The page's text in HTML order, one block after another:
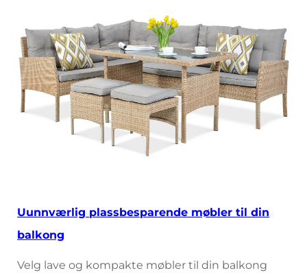
Uunnværlig plassbesparende møbler til din
balkong
Velg lave og kompakte møbler til din balkong